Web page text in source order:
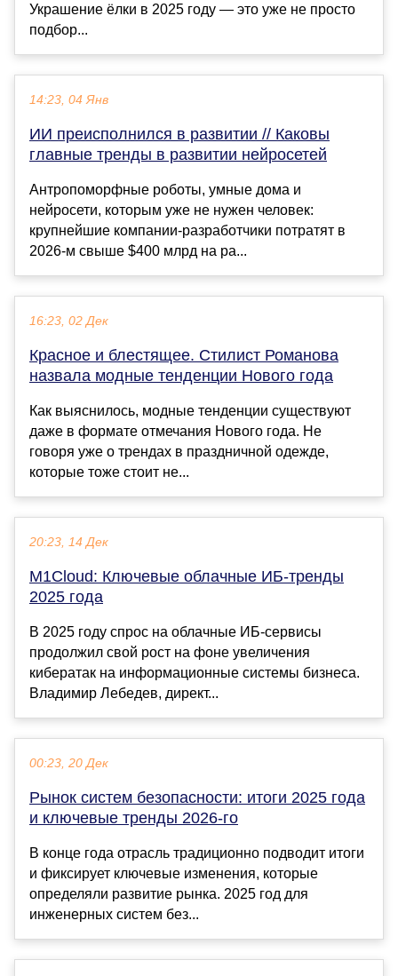
Украшение ёлки в 2025 году — это уже не просто
подбор...
14:23, 04 Янв
ИИ преисполнился в развитии // Каковы
главные тренды в развитии нейросетей
Антропоморфные роботы, умные дома и
нейросети, которым уже не нужен человек:
крупнейшие компании-разработчики потратят в
2026-м свыше $400 млрд на ра...
16:23, 02 Дек
Красное и блестящее. Стилист Романова
назвала модные тенденции Нового года
Как выяснилось, модные тенденции существуют
даже в формате отмечания Нового года. Не
говоря уже о трендах в праздничной одежде,
которые тоже стоит не...
20:23, 14 Дек
M1Cloud: Ключевые облачные ИБ-тренды
2025 года
В 2025 году спрос на облачные ИБ-сервисы
продолжил свой рост на фоне увеличения
кибератак на информационные системы бизнеса.
Владимир Лебедев, директ...
00:23, 20 Дек
Рынок систем безопасности: итоги 2025 года
и ключевые тренды 2026-го
В конце года отрасль традиционно подводит итоги
и фиксирует ключевые изменения, которые
определяли развитие рынка. 2025 год для
инженерных систем без...